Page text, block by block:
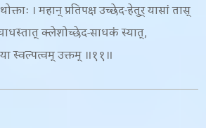
। महान् प्रतिपक्ष उच्छेद-हेतुर् यासां तास्
चाधस्तात् क्लेशोच्छेद-साधकं स्यात्,
स्वल्पत्वम् उक्तम् ॥११॥